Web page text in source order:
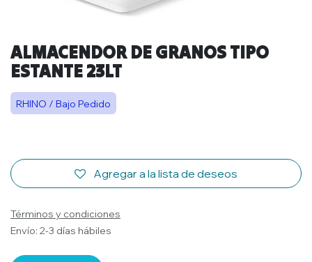
ALMACENDOR DE GRANOS TIPO
ESTANTE 23LT
RHINO / Bajo Pedido
Agregar a la lista de deseos
Términos y condiciones
Envío: 2-3 días hábiles